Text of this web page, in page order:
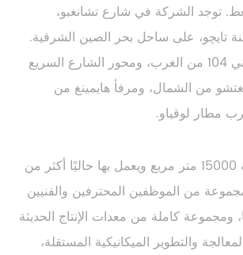
توجد الشركة في شارع تشانغبو،
تايچو، على ساحل بحر الصين الشرقية.
تُجاور الطريق الوطني 104 من الغرب، ومحور الشارع السريع
من الشمال، ومرفأ هايمينغ من
مطار لوقياو.
تبلغ مساحة الشركة 15000 متر مربع ويعمل بها حاليًا أكثر من
من الموظفين المحترفين والفنيين
ومجموعة كاملة من معدات الإنتاج الحديثة
والتطوير الميكانيكية المستقلة،